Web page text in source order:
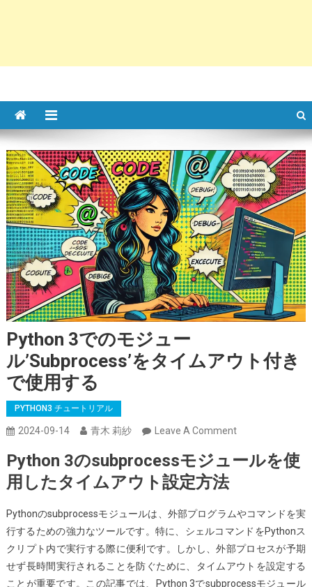
Python 3でのモジュー
ル’subprocess’をタイムアウト付き
で使用する
PYTHON3 チュートリアル
2024-09-14 青木 莉紗 Leave A CommentOn
3
モ
ジ
ュ
ー
Python 3のsubprocessモジュールを使
用したタイムアウト設定方法
Pythonのsubprocessモジュールは、外部プログラムやコマンドを実
行するための強力なツールです。特に、シェルコマンドをPythonス
クリプト内で実行する際に便利です。しかし、外部プロセスが予期
せず長時間実行されることを防ぐために、タイムアウトを設定する
ことが重要です。この記事では、Python 3でsubprocessモジュール